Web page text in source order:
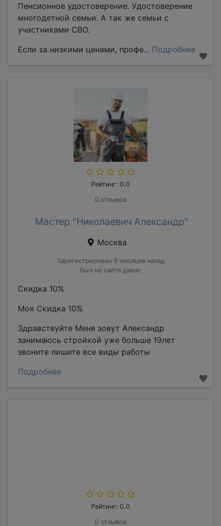
Пенсионное удостоверение. Удостоверение
многодетной семьи. А так же семьи с
участниками СВО.
Если за низкими ценами, профе... Подробнее
Рейтинг: 0.0
0 отзывов
Мастер "Николаевич Александр"
Москва
Зарегистрирован 9 месяцев назад
Был на сайте давно
Скидка 10%
Моя Скидка 10%
Здравствуйте Меня зовут Александр
занимаюсь стройкой уже больше 19лет
звоните пишите все виды работы
Подробнее
Рейтинг: 0.0
0 отзывов